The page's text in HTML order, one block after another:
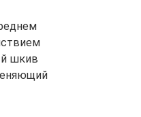
шкив